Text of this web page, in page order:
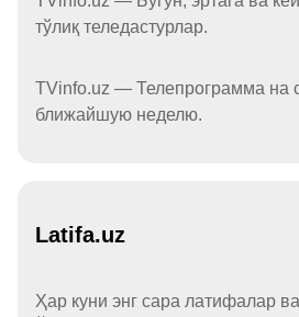
тўлиқ теледастурлар.
TVinfo.uz — Телепрограмма на
ближайшую неделю.
Latifa.uz
Ҳар куни энг сара латифалар